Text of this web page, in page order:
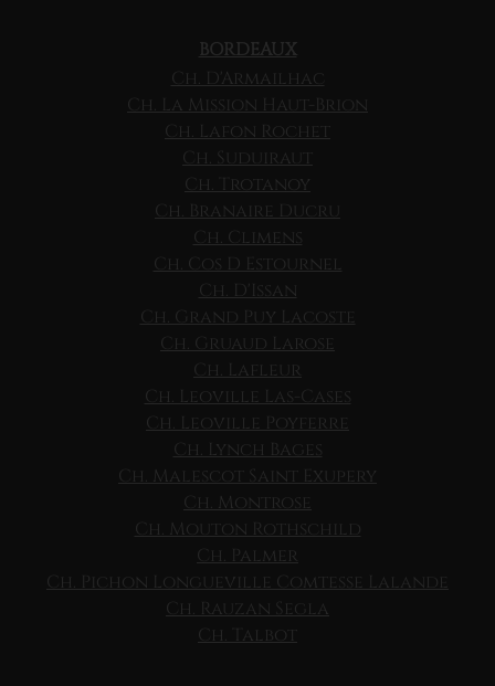
BORDEAUX
Ch. D'Armailhac
Ch. La Mission Haut-Brion
Ch. Lafon Rochet
Ch. Suduiraut
Ch. Trotanoy
Ch. Branaire Ducru
Ch. Climens
Ch. Cos D Estournel
Ch. D'Issan
Ch. Grand Puy Lacoste
Ch. Gruaud Larose
Ch. Lafleur
Ch. Leoville Las-Cases
Ch. Leoville Poyferre
Ch. Lynch Bages
Ch. Malescot Saint Exupery
Ch. Montrose
Ch. Mouton Rothschild
Ch. Palmer
Ch. Pichon Longueville Comtesse Lalande
Ch. Rauzan Segla
Ch. Talbot